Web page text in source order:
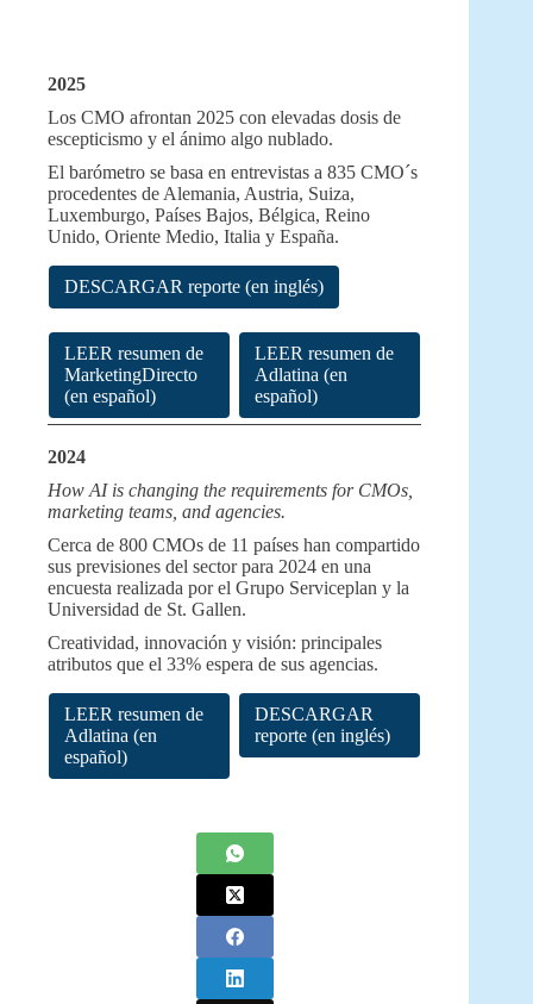
2025
Los CMO afrontan 2025 con elevadas dosis de
escepticismo y el ánimo algo nublado.
El barómetro se basa en entrevistas a 835 CMO´s
procedentes de Alemania, Austria, Suiza,
Luxemburgo, Países Bajos, Bélgica, Reino
Unido, Oriente Medio, Italia y España.
DESCARGAR reporte (en inglés)
LEER resumen de
MarketingDirecto
(en español)
LEER resumen de
Adlatina (en
español)
2024
How AI is changing the requirements for CMOs,
marketing teams, and agencies.
Cerca de 800 CMOs de 11 países han compartido
sus previsiones del sector para 2024 en una
encuesta realizada por el Grupo Serviceplan y la
Universidad de St. Gallen.
Creatividad, innovación y visión: principales
atributos que el 33% espera de sus agencias.
LEER resumen de
Adlatina (en
español)
DESCARGAR
reporte (en inglés)